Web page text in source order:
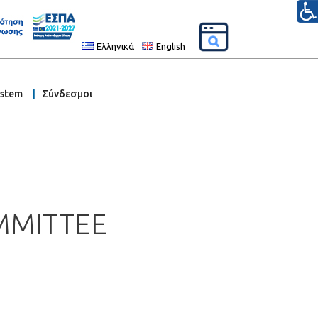
Ελληνικά English
Σύνδεσμοι